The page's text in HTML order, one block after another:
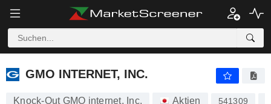
GMO INTERNET, INC.
GMO INTERNET, INC.
Knock-Out GMO internet, Inc. Aktien 541309